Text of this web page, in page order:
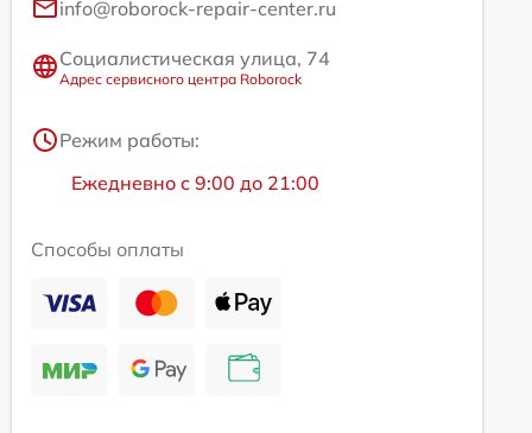
info@roborock-repair-center.ru
Социалистическая улица, 74
Адрес сервисного центра Roborock
Режим работы:
Ежедневно с 9:00 до 21:00
Способы оплаты